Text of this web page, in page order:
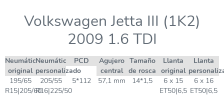
Volkswagen Jetta III (1K2)
2009 1.6 TDI
Neumático
original
Neumático
personalizado
PCD
Agujero
central
Tamaño
de rosca
Llanta
original
Llanta
195/65
R15|205/60
205/55
R16|225/50
5*112 57,1 mm 14*1,5
6 x 15
ET50|6,5
6 x 16
ET50|6,5